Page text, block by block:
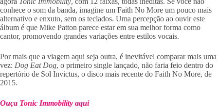
conhece o som da banda, imagine um Faith No More um pouco mais
alternativo e enxuto, sem os teclados. Uma percepção ao ouvir este
álbum é que Mike Patton parece estar em sua melhor forma como
cantor, promovendo grandes variações entre estilos vocais.
Por mais que a viagem aqui seja outra, é inevitável comparar mais uma
vez: Dog Eat Dog, o primeiro single lançado, não faria feio dentro do
repertório de Sol Invictus, o disco mais recente do Faith No More, de
2015.
Ouça Tonic Immobility aqui